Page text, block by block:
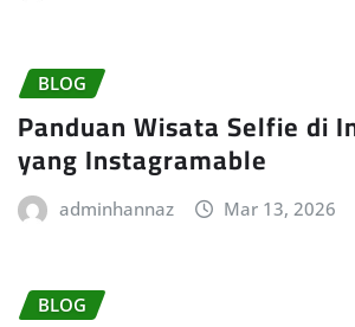
BLOG
Panduan Wisata Selfie di
yang Instagramable
adminhannaz Mar 13, 2026
BLOG